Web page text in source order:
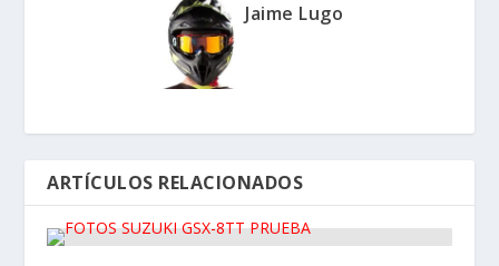
Jaime Lugo
ARTÍCULOS RELACIONADOS